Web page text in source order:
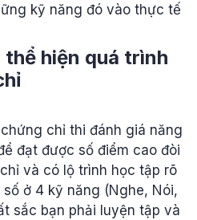
kỹ năng đó vào thực tế
thể hiện quá trình
ỉ
chỉ thi đánh giá năng
đạt được số điểm cao đòi
và có lộ trình học tập rõ
ở 4 kỹ năng (Nghe, Nói,
sắc bạn phải luyện tập và